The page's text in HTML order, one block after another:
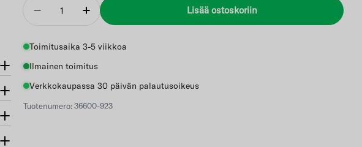
Vähennä Lisää
Lisää ostoskoriin
Toimitusaika 3-5 viikkoa
Ilmainen toimitus
Verkkokaupassa 30 päivän palautusoikeus
Tuotenumero: 36600-923